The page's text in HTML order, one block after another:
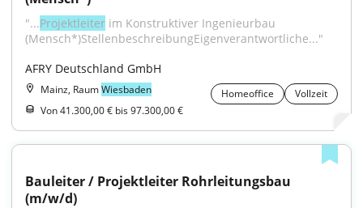
"...Projektleiter im Konstruktiver Ingenieurbau
(Mensch*)StellenbeschreibungEigenverantwortliche..."
AFRY Deutschland GmbH
Mainz, RaumWiesbaden Homeoffice
Vollzeit
Von 41.300,00 € bis 97.300,00 €
Bauleiter / Projektleiter Rohrleitungsbau
(m/w/d)